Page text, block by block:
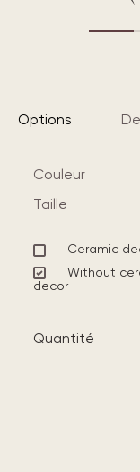
Options
Couleur
Taille
Ceramic
Without
decor
Quantité